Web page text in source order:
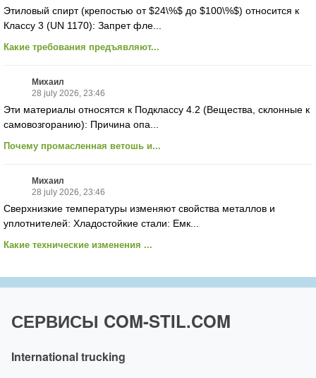
Этиловый спирт (крепостью от $24\%$ до $100\%$) относится к
Классу 3 (UN 1170): Запрет фле...
Какие требования предъявляют...
Михаил
28 july 2026, 23:46
Эти материалы относятся к Подклассу 4.2 (Вещества, склонные к
самовозгоранию): Причина опа...
Почему промасленная ветошь и...
Михаил
28 july 2026, 23:46
Сверхнизкие температуры изменяют свойства металлов и
уплотнителей: Хладостойкие стали: Емк...
Какие технические изменения ...
СЕРВИСЫ COM-STIL.COM
International trucking